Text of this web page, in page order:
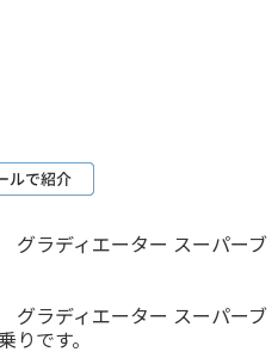
グラディエーター スーパーブ
グラディエーター スーパーブ
です。